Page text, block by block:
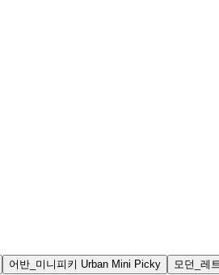
어반_미니피키 Urban Mini Picky 모던_레